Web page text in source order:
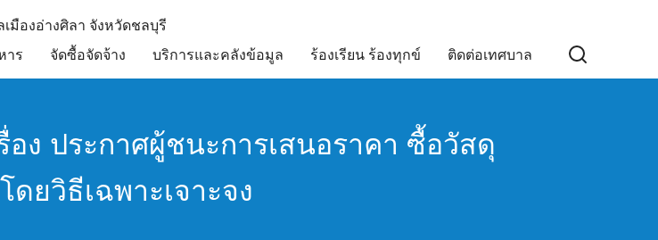
าร จัดซื้อจัดจ้าง บริการและคลังข้อมูล ร้องเรียน ร้องทุกข์ ติดต่อเทศบาล
อง ประกาศผู้ชนะการเสนอราคา ซื้อวัสดุ
ดยวิธีเฉพาะเจาะจง